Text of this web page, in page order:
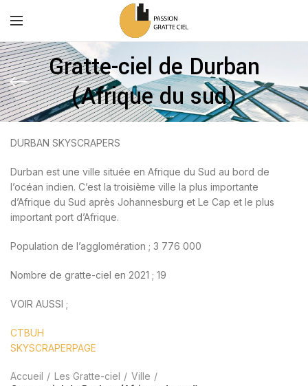
Gratte-ciel de Durban
(Afrique du sud)
DURBAN SKYSCRAPERS
Durban est une ville située en Afrique du Sud au bord de
l’océan indien. C’est la troisième ville la plus importante
d’Afrique du Sud après Johannesburg et Le Cap et le plus
important port d’Afrique.
Population de l’agglomération ; 3 776 000
Nombre de gratte-ciel en 2021 ; 19
VOIR AUSSI ;
CTBUH
SKYSCRAPERPAGE
Accueil Les Gratte-ciel
Ville